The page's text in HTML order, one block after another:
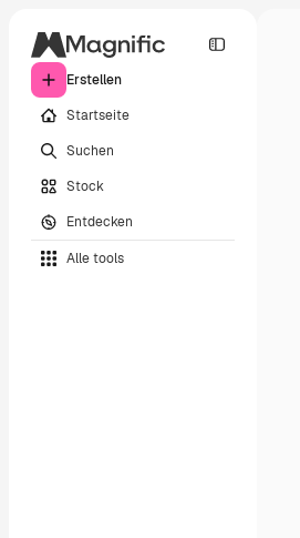
Erstellen
Startseite
Suchen
Stock
Entdecken
Alle tools